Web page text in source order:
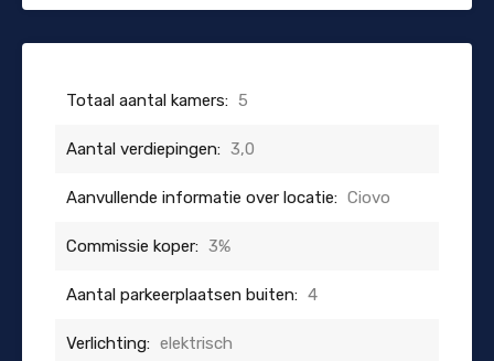
Totaal aantal kamers: 5
Aantal verdiepingen: 3,0
Aanvullende informatie over locatie: Ciovo
Commissie koper: 3%
Aantal parkeerplaatsen buiten: 4
Verlichting: elektrisch